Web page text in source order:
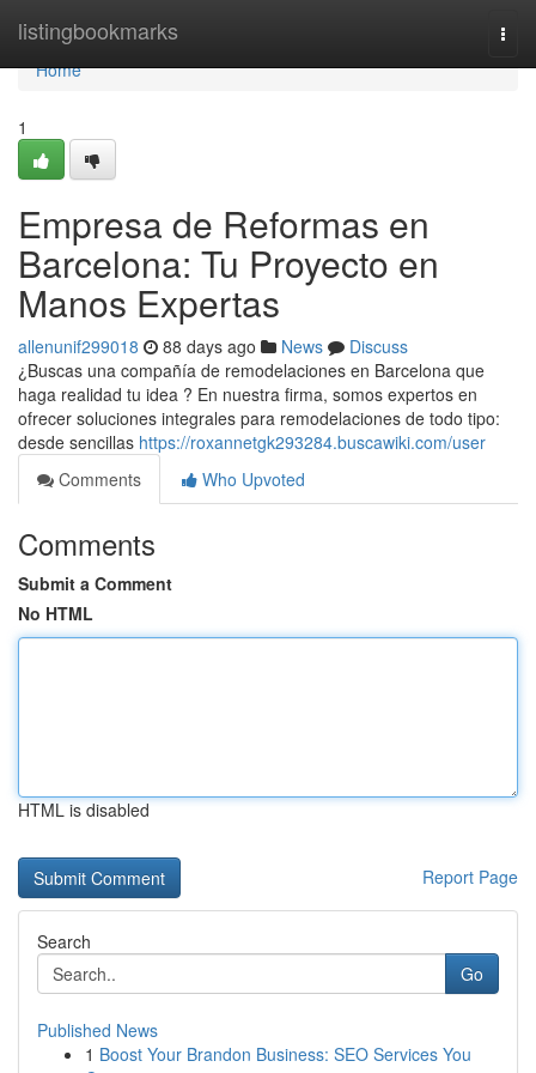
listingbookmarks
Home
Home
1
Empresa de Reformas en
Barcelona: Tu Proyecto en
Manos Expertas
allenunif299018 88 days ago News
Discuss
¿Buscas una compañía de remodelaciones en Barcelona que
haga realidad tu idea ? En nuestra firma, somos expertos en
ofrecer soluciones integrales para remodelaciones de todo tipo:
desde sencillas https://roxannetgk293284.buscawiki.com/user
Comments
Who Upvoted
Comments
Submit a Comment
No HTML
HTML is disabled
Report Page
Search
Go
Published News
1 Boost Your Brandon Business: SEO Services You